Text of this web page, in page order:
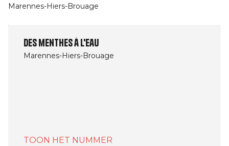
Marennes-Hiers-Brouage
Des menthes à l'eau
Marennes-Hiers-Brouage
TOON HET NUMMER